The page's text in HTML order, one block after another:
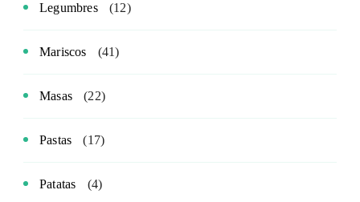
Legumbres (12)
Mariscos (41)
Masas (22)
Pastas (17)
Patatas (4)